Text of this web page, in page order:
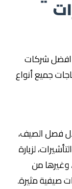
شركات
جميع أنواع
فصل الصيف،
لزيارة
وغيرها من
صيفية مثيرة.